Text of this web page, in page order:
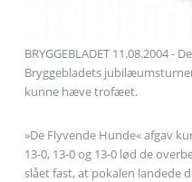
BRYGGEBLADET 11.08.2004
Bryggebladets
kunne hæve trofæet.
»De Flyvende Hunde« afgav
13-0, 13-0 og 13-0 lød de
slået fast, at pokalen landede